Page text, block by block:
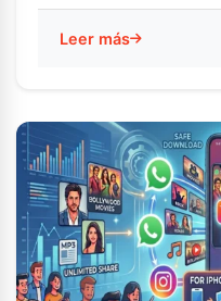
Leer más